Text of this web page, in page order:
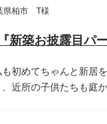
県柏市 T様
初めてちゃんと新居
近所の子供たちも庭